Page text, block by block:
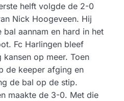
helft volgde de 2-0
Nick Hoogeveen. Hij
aannam en hard in het
Fc Harlingen bleef
op meer. Toen
de keeper afging en
de bal op de stip.
maakte de 3-0. Met die